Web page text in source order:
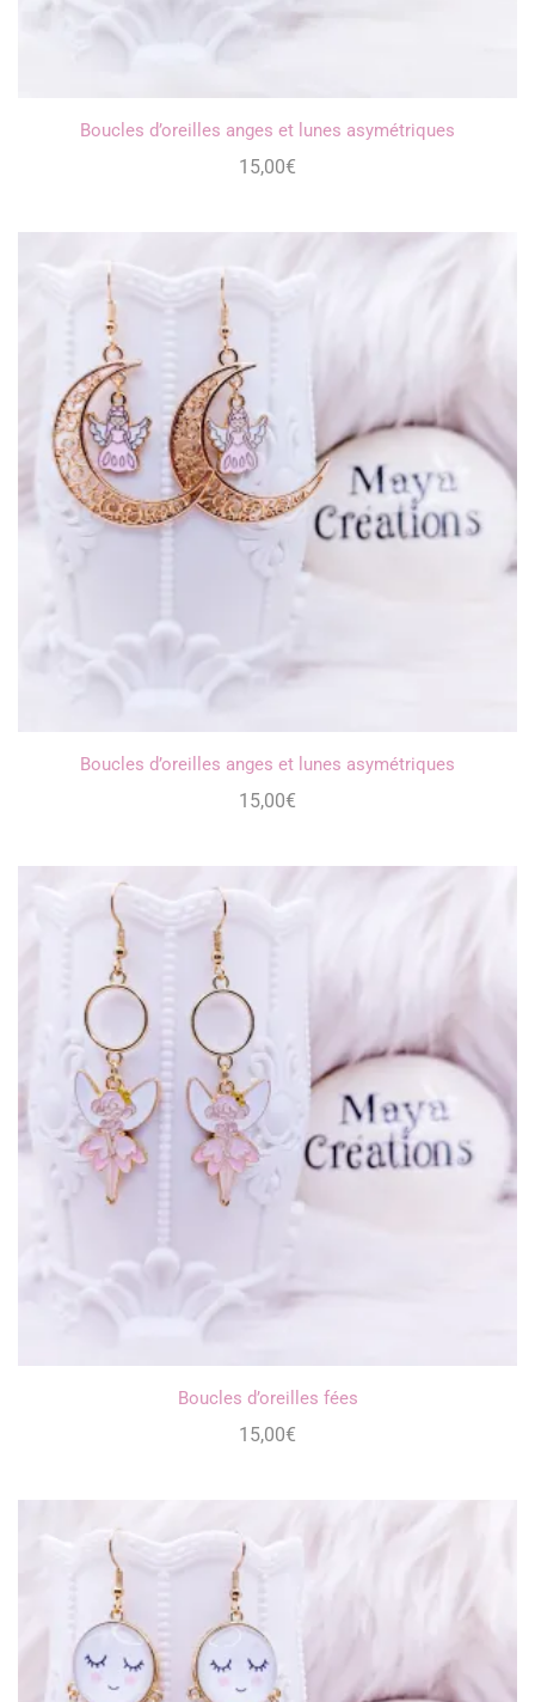
Boucles d’oreilles anges et lunes asymétriques
15,00€
Boucles d’oreilles anges et lunes asymétriques
15,00€
Boucles d’oreilles fées
15,00€